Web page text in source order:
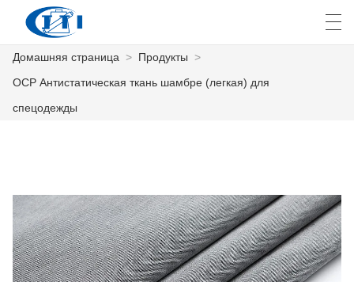
КАСТОМИЗАЦИЯ
О НАС
العربية česky Deutsch
Домашняя страница > Продукты >
ОСР Антистатическая ткань шамбре (легкая) для
спецодежды